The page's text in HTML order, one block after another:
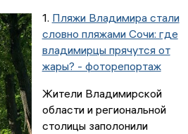
1. Пляжи Владимира стали
словно пляжами Сочи: где
владимирцы прячутся от
жары? - фоторепортаж
Жители Владимирской
области и региональной
столицы заполонили